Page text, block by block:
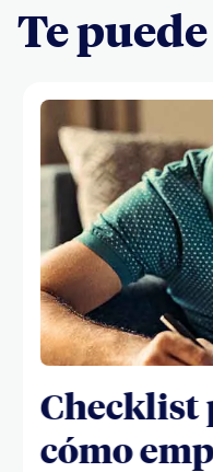
Te
Checklist
cómo